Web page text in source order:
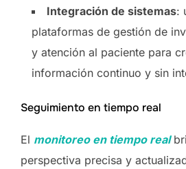
Integración de sistemas:
plataformas de gestión de
y atención al paciente para
información continuo y sin
Seguimiento en tiempo real
El monitoreo en tiempo real
perspectiva precisa y